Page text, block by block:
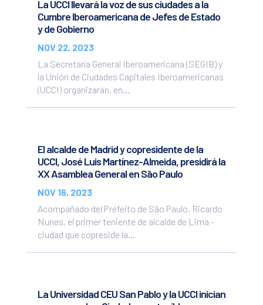
La UCCI llevará la voz de sus ciudades a la
Cumbre Iberoamericana de Jefes de Estado
y de Gobierno
NOV 22, 2023
La Secretaría General Iberoamericana (SEGIB) y
la Unión de Ciudades Capitales Iberoamericanas
(UCCI) organizarán, en...
El alcalde de Madrid y copresidente de la
UCCI, José Luis Martínez-Almeida, presidirá la
XX Asamblea General en São Paulo
NOV 16, 2023
Acompañado del Prefeito de São Paulo, Ricardo
Nunes, el primer teniente de alcalde de Lima -
ciudad que copreside la...
La Universidad CEU San Pablo y la UCCI inician